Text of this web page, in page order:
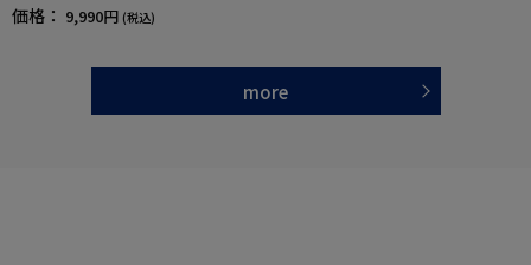
価格： 9,990円 (税込)
more